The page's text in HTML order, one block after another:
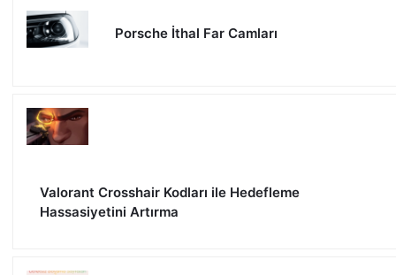
Porsche İthal Far Camları
Valorant Crosshair Kodları ile Hedefleme
Hassasiyetini Artırma